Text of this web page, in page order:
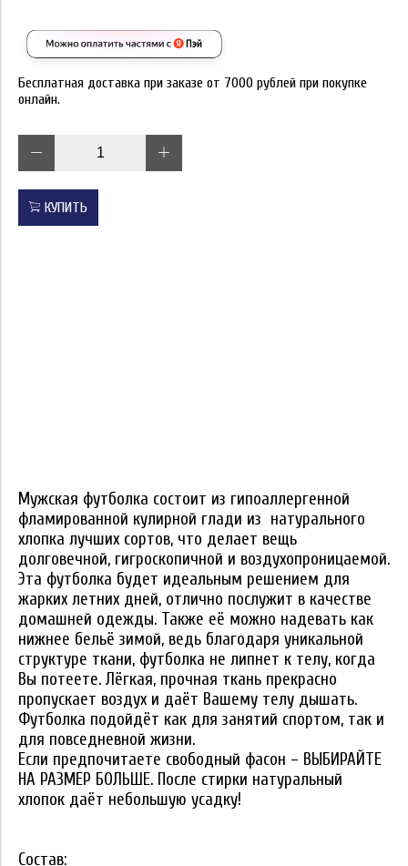
Бесплатная доставка при заказе от 7000 рублей при покупке
онлайн.
КУПИТЬ
Мужская футболка состоит из гипоаллергенной
фламированной кулирной глади из натурального
хлопка лучших сортов, что делает вещь
долговечной, гигроскопичной и воздухопроницаемой.
Эта футболка будет идеальным решением для
жарких летних дней, отлично послужит в качестве
домашней одежды. Также её можно надевать как
нижнее бельё зимой, ведь благодаря уникальной
структуре ткани, футболка не липнет к телу, когда
Вы потеете. Лёгкая, прочная ткань прекрасно
пропускает воздух и даёт Вашему телу дышать.
Футболка подойдёт как для занятий спортом, так и
для повседневной жизни.
Если предпочитаете свободный фасон – ВЫБИРАЙТЕ
НА РАЗМЕР БОЛЬШЕ. После стирки натуральный
хлопок даёт небольшую усадку!
Состав: